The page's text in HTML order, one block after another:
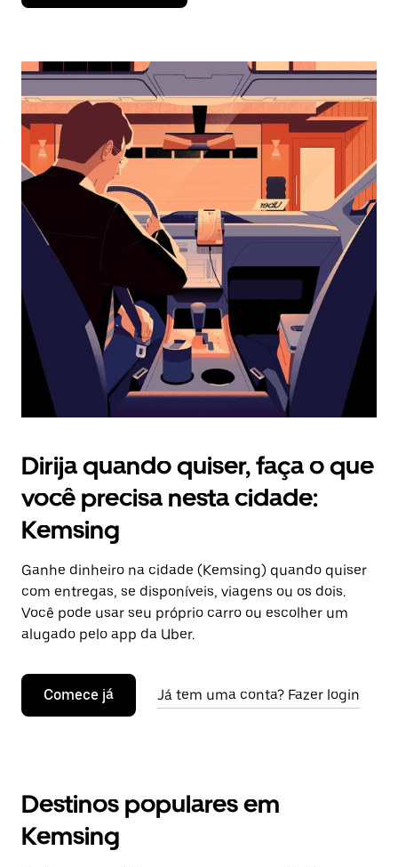
seta
interagir
o
calendário
selecionar
uma
data.
Pressione
a
tecla
“ESC”
o
calendário.
Dirija quando quiser, faça o que
você precisa nesta cidade:
Kemsing
Ganhe dinheiro na cidade (Kemsing) quando quiser
com entregas, se disponíveis, viagens ou os dois.
Você pode usar seu próprio carro ou escolher um
alugado pelo app da Uber.
Comece já Já tem uma conta? Fazer login
Destinos populares em
Kemsing